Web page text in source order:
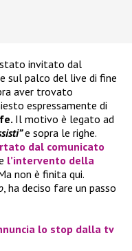
stato invitato dal
sul palco del live di fine
aver trovato
espressamente di
Il motivo è legato ad
e sopra le righe.
dal comunicato
l’intervento della
non è finita qui.
, ha deciso fare un passo
lo stop dalla tv